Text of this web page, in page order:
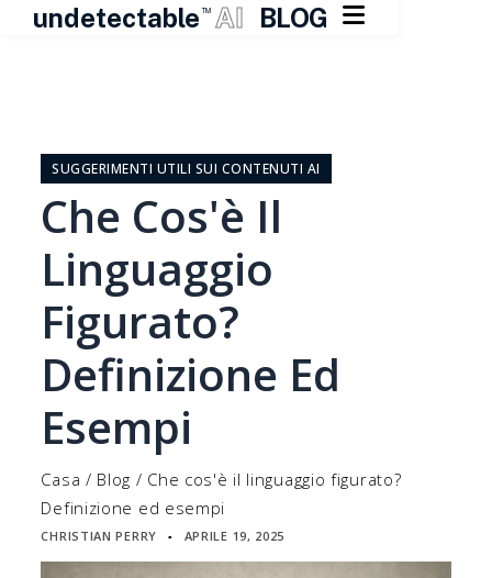
undetectable TM AI BLOG 
contenutoSUGGERIMENTI UTILI SUI CONTENUTI AI
Che Cos'è Il
Linguaggio
Figurato?
Definizione Ed
Esempi
Casa / Blog / Che cos'è il linguaggio figurato?
Definizione ed esempi
CHRISTIAN PERRY ▪ APRILE 19, 2025